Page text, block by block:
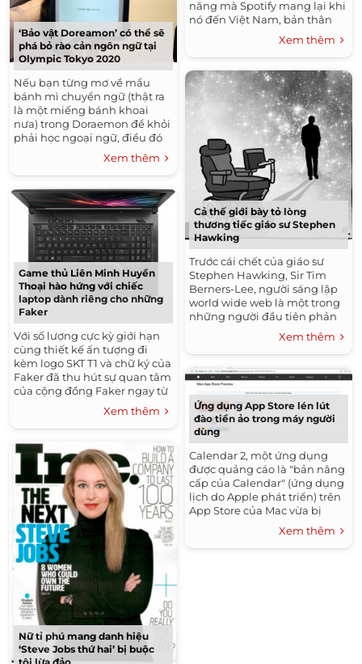
‘Bảo vật Doreamon’ có thể sẽ
phá bỏ rào cản ngôn ngữ tại
Olympic Tokyo 2020
Nếu bạn từng mơ về mẩu
bánh mì chuyển ngữ (thật ra
là một miếng bánh khoai
nưa) trong Doraemon để khỏi
phải học ngoại ngữ, điều đó
có thể sắp thành hiện thực.
Xem thêm
Game thủ Liên Minh Huyền
Thoại hào hứng với chiếc
laptop dành riêng cho những
Faker
Với số lượng cực kỳ giới hạn
cùng thiết kế ấn tượng đi
kèm logo SKT T1 và chữ ký của
Faker đã thu hút sự quan tâm
của cộng đồng Faker ngay từ
những ngày đầu tiên. ROG...
Xem thêm
Nữ tỉ phú mang danh hiệu
‘Steve Jobs thứ hai’ bị buộc
năng mà Spotify mang lại khi
nó đến Việt Nam, bản thân
Spotify lại đang cố gắng giãy
giụa trong cuộc...
Xem thêm
Cả thế giới bày tỏ lòng
thương tiếc giáo sư Stephen
Hawking
Trước cái chết của giáo sư
Stephen Hawking, Sir Tim
Berners-Lee, người sáng lập
world wide web là một trong
những người đầu tiên phản
ứng trước thông tin này. Ông
nói rằng “chúng ta...
Xem thêm
Ứng dụng App Store lén lút
đào tiền ảo trong máy người
dùng
Calendar 2, một ứng dụng
được quảng cáo là "bản nâng
cấp của Calendar" (ứng dụng
lịch do Apple phát triển) trên
App Store của Mac vừa bị
phát hiện là đào tiền ảo trên
Xem thêm